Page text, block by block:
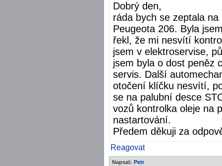
Dobrý den,
ráda bych se zeptala
Peugeota 206. Byla
řekl, že mi nesvítí
jsem v elektroservise,
jsem byla o dost peněz
servis. Další
otočení klíčku nesvítí,
se na palubní desce
vozů kontrolka oleje na
nastartování.
Předem děkuji za
Reagovat
Napsal: Petr